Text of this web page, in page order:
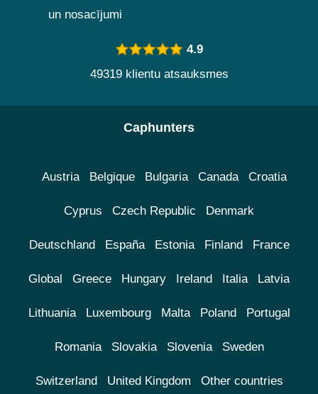
un nosacījumi
4.9
49319 klientu atsauksmes
Caphunters
Austria Belgique Bulgaria Canada Croatia
Cyprus Czech Republic Denmark
Deutschland España Estonia Finland France
Global Greece Hungary Ireland Italia Latvia
Lithuania Luxembourg Malta Poland Portugal
Romania Slovakia Slovenia Sweden
Switzerland United Kingdom Other countries